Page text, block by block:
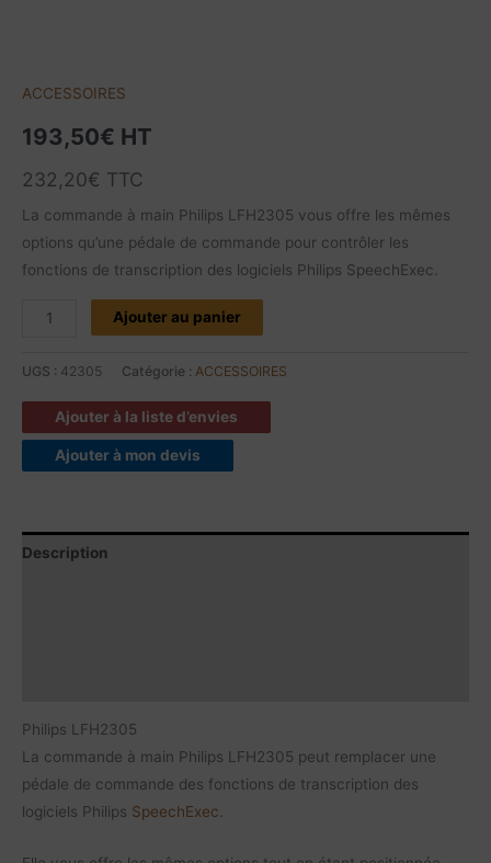
ACCESSOIRES
193,50€ HT
232,20€ TTC
La commande à main Philips LFH2305 vous offre les mêmes
options qu’une pédale de commande pour contrôler les
fonctions de transcription des logiciels Philips SpeechExec.
Ajouter au panier
UGS : 42305 Catégorie : ACCESSOIRES
Ajouter à la liste d’envies
Ajouter à mon devis
Description
Philips LFH2305
La commande à main Philips LFH2305 peut remplacer une
pédale de commande des fonctions de transcription des
logiciels Philips SpeechExec.